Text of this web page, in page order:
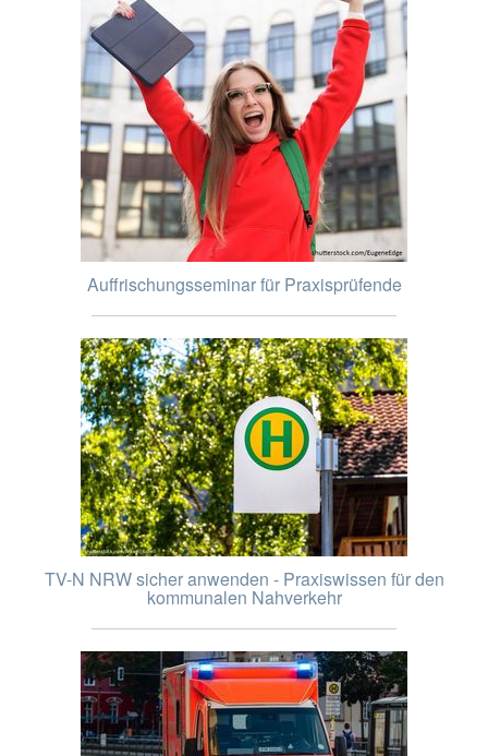
Auffrischungsseminar für Praxisprüfende
TV-N NRW sicher anwenden - Praxiswissen für den
kommunalen Nahverkehr